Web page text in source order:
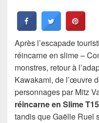
Après l’escapade
réincarne en slime –
monstres, retour à
Kawakami, de l’œuvre
personnages par Mitz
réincarne en Slime T15
tandis que Gaëlle Ruel